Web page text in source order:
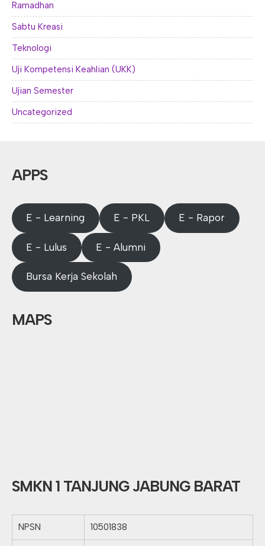
Ramadhan
Sabtu Kreasi
Teknologi
Uji Kompetensi Keahlian (UKK)
Ujian Semester
Uncategorized
APPS
E - Learning E - PKL E - Rapor
E - Lulus E - Alumni
Bursa Kerja Sekolah
MAPS
SMKN 1 TANJUNG JABUNG BARAT
NPSN 10501838